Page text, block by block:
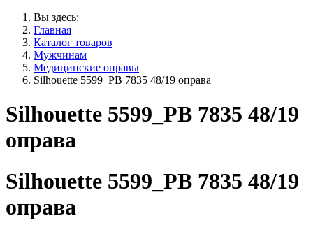
Вы здесь:
Главная
Каталог товаров
Мужчинам
Медицинские оправы
Silhouette 5599_PB 7835 48/19 оправа
Silhouette 5599_PB 7835 48/19
оправа
Silhouette 5599_PB 7835 48/19
оправа